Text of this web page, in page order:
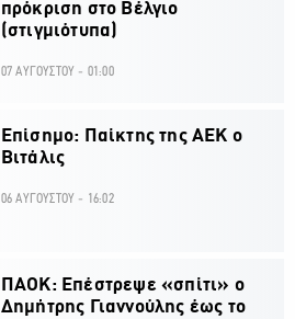
πρόκριση στο Βέλγιο
(στιγμιότυπα)
07 ΑΥΓΟΥΣΤΟΥ - 01:00
Επίσημο: Παίκτης της ΑΕΚ ο
Βιτάλις
06 ΑΥΓΟΥΣΤΟΥ - 16:02
ΠΑΟΚ: Επέστρεψε «σπίτι» ο
Δημήτρης Γιαννούλης έως το